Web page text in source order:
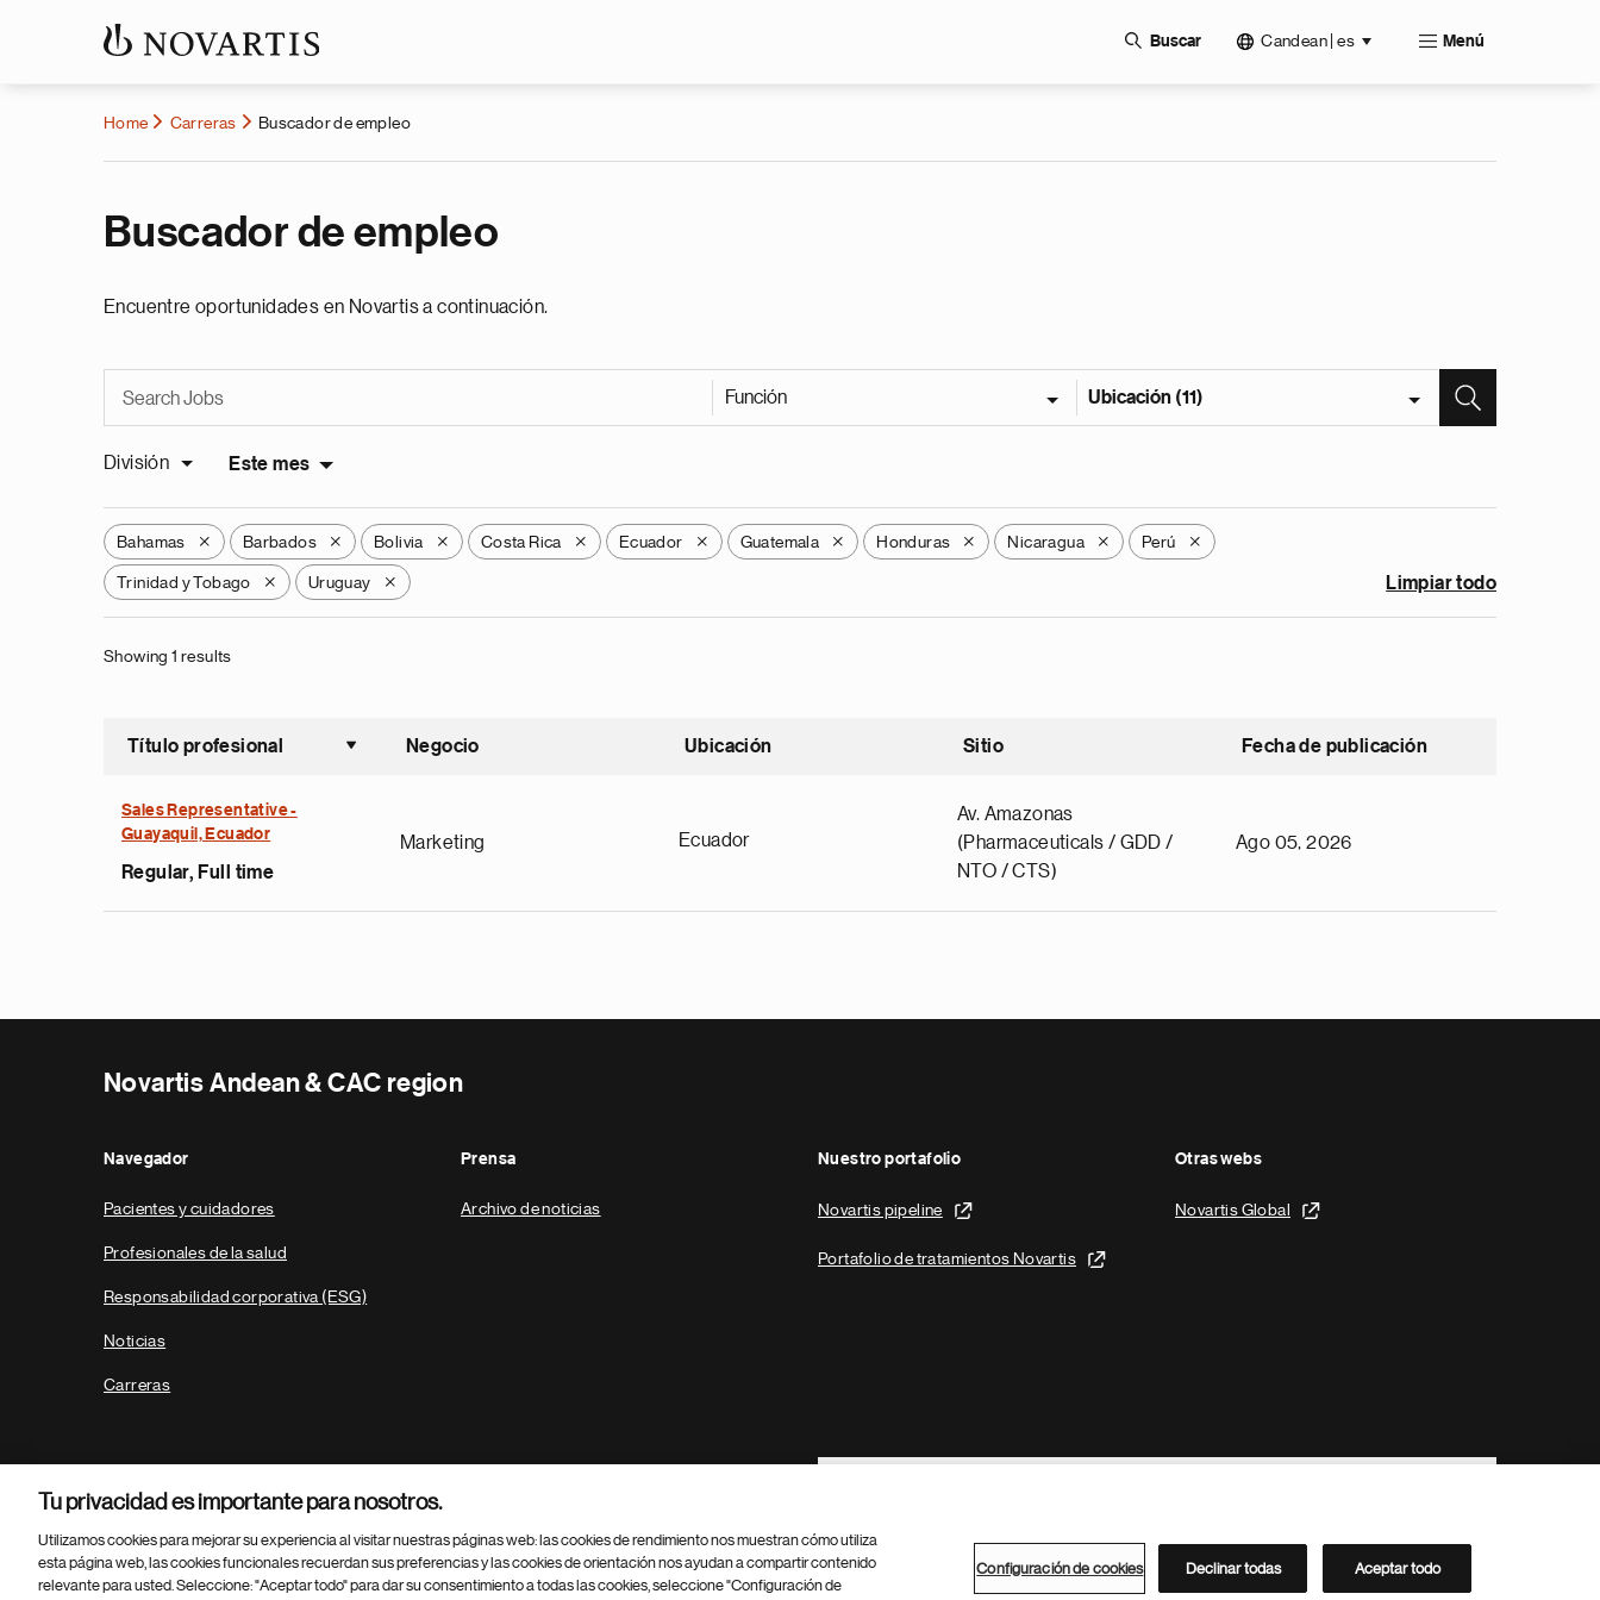
Buscar Candean | es Menú
Home Carreras Buscador de empleo
Buscador de empleo
Encuentre oportunidades en Novartis a continuación.
Función Ubicación (11)
División Este mes
Bahamas X Barbados X Bolivia X Costa Rica X Ecuador X Guatemala X Honduras X Nicaragua X Perú X
Trinidad y Tobago X Uruguay X Limpiar todo
Showing 1 results
Título profesional
Ordenar ascendente
Negocio Ubicación Sitio Fecha de publicación
Sales Representative -
Guayaquil, Ecuador
Regular, Full time
Marketing Ecuador
Av. Amazonas
(Pharmaceuticals / GDD /
NTO / CTS)
Ago 05, 2026
Novartis Andean & CAC region
Navegador
Pacientes y cuidadores
Profesionales de la salud
Responsabilidad corporativa (ESG)
Noticias
Carreras
Prensa
Archivo de noticias
Nuestro portafolio
Novartis pipeline
Portafolio de tratamientos Novartis
Otras webs
Novartis Global
Footer Site Search
Parte
© 2026 Novartis AG Directorio de Novartis
Tu privacidad es importante para nosotros.
Utilizamos cookies para mejorar su experiencia al visitar nuestras páginas web: las cookies de rendimiento nos muestran cómo utiliza
esta página web, las cookies funcionales recuerdan sus preferencias y las cookies de orientación nos ayudan a compartir contenido
relevante para usted. Seleccione: "Aceptar todo" para dar su consentimiento a todas las cookies, seleccione "Configuración de
Configuración de cookies Declinar todas Aceptar todo